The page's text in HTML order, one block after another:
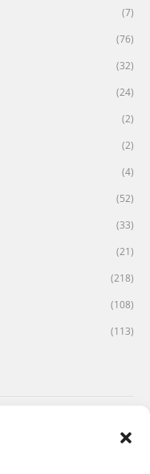
(7)
(76)
(32)
(24)
(2)
(2)
(4)
(52)
(33)
(21)
(218)
(108)
(113)